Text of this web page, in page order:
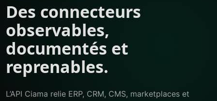
Des connecteurs
observables,
documentés et
reprenables.
L’API Ciama relie ERP, CRM, CMS, marketplaces et